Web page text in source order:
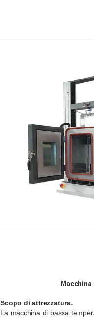
Scopo di attrezzatura:
La macchina di bassa